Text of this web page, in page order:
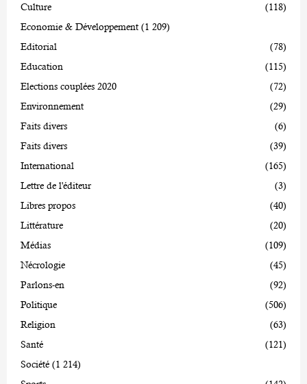
Culture
(118)
Economie & Développement (1 209)
Editorial
(78)
Education
(115)
Elections couplées 2020
(72)
Environnement
(29)
Faits divers
(6)
Faits divers
(39)
International
(165)
Lettre de l'éditeur
(3)
Libres propos
(40)
Littérature
(20)
Médias
(109)
Nécrologie
(45)
Parlons-en
(92)
Politique
(506)
Religion
(63)
Santé
(121)
Société (1 214)